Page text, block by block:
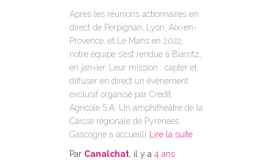
Après les réunions actionnaires en
direct de Perpignan, Lyon, Aix-en-
Provence, et Le Mans en 2022,
notre équipe s’est rendue à Biarritz,
en janvier. Leur mission : capter et
diffuser en direct un événement
exclusif organisé par Crédit
Agricole S.A. Un amphithéâtre de la
Caisse régionale de Pyrénées
Gascogne a accueilli
Lire la suite
Par Canalchat, il y a 4 ans